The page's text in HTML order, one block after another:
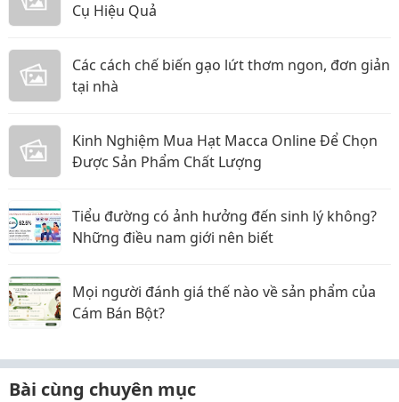
Cụ Hiệu Quả
Các cách chế biến gạo lứt thơm ngon, đơn giản
tại nhà
Kinh Nghiệm Mua Hạt Macca Online Để Chọn
Được Sản Phẩm Chất Lượng
Tiểu đường có ảnh hưởng đến sinh lý không?
Những điều nam giới nên biết
Mọi người đánh giá thế nào về sản phẩm của
Cám Bán Bột?
Bài cùng chuyên mục